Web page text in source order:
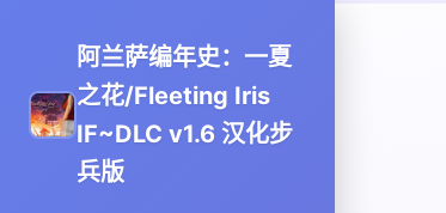
阿兰萨编年史：一夏
之花/Fleeting Iris
IF~DLC v1.6 汉化步
兵版